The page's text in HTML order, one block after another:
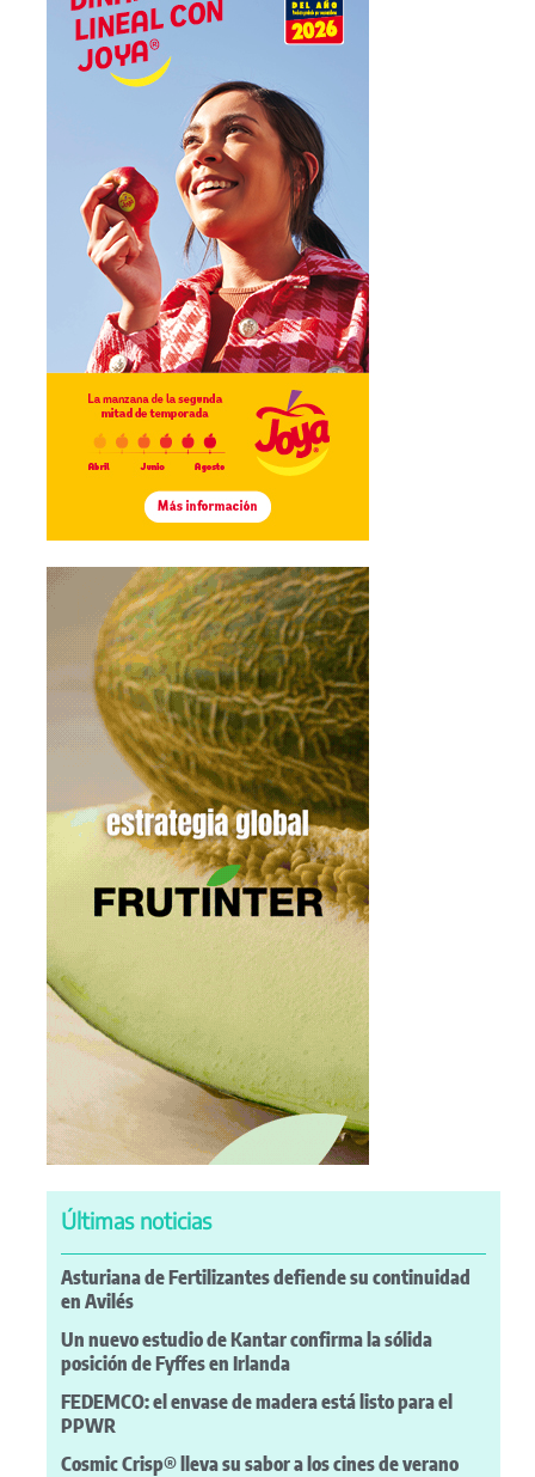
Últimas noticias
Asturiana de Fertilizantes defiende su continuidad
en Avilés
Un nuevo estudio de Kantar confirma la sólida
posición de Fyffes en Irlanda
FEDEMCO: el envase de madera está listo para el
PPWR
Cosmic Crisp® lleva su sabor a los cines de verano